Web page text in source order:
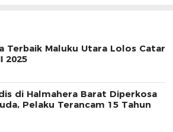
Terbaik Maluku Utara Lolos Catar
2025
di Halmahera Barat Diperkosa
Pelaku Terancam 15 Tahun